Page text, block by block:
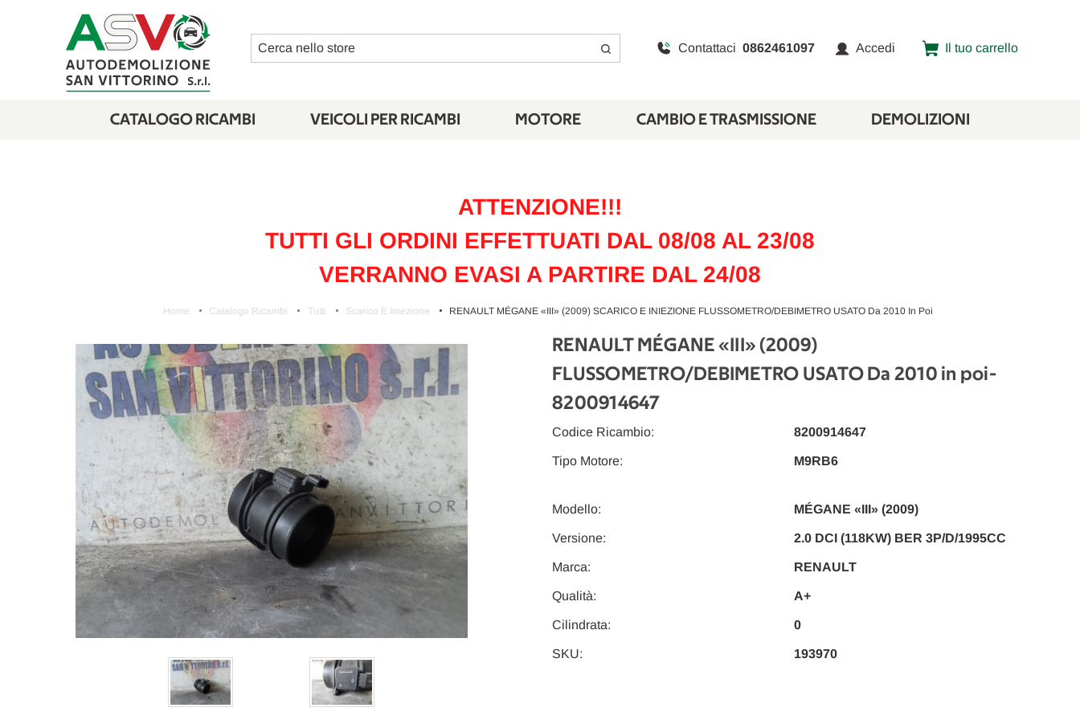
Cerca Contattaci 0862461097 Accedi Il tuo carrello
CATALOGO RICAMBI VEICOLI PER RICAMBI MOTORE CAMBIO E TRASMISSIONE DEMOLIZIONI
ATTENZIONE!!!
TUTTI GLI ORDINI EFFETTUATI DAL 08/08 AL 23/08
VERRANNO EVASI A PARTIRE DAL 24/08
Home Catalogo Ricambi Tutti Scarico E Iniezione RENAULT MÉGANE «III» (2009) SCARICO E INIEZIONE FLUSSOMETRO/DEBIMETRO USATO Da 2010 In Poi
RENAULT MÉGANE «III» (2009)
FLUSSOMETRO/DEBIMETRO USATO Da 2010 in poi-
8200914647
Modello: MÉGANE «III» (2009)
Versione: 2.0 DCI (118KW) BER 3P/D/1995CC
Codice Ricambio: 8200914647
Cilindrata: 0
Tipo Motore: M9RB6
Marca: RENAULT
Qualità: A+
SKU: 193970